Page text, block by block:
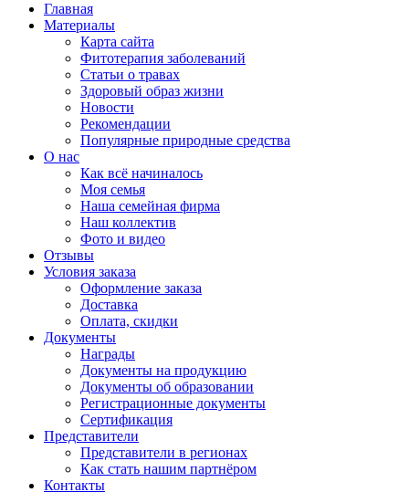
Главная
Материалы
Карта сайта
Фитотерапия заболеваний
Статьи о травах
Здоровый образ жизни
Новости
Рекомендации
Популярные природные средства
О нас
Как всё начиналось
Моя семья
Наша семейная фирма
Наш коллектив
Фото и видео
Отзывы
Условия заказа
Оформление заказа
Доставка
Оплата, скидки
Документы
Награды
Документы на продукцию
Документы об образовании
Регистрационные документы
Сертификация
Представители
Представители в регионах
Как стать нашим партнёром
Контакты